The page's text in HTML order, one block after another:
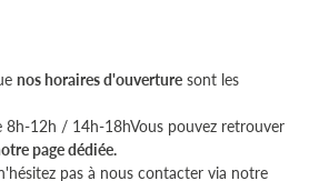
nos horaires d'ouverture sont les
8h-12h / 14h-18hVous pouvez retrouver
page dédiée.
pas à nous contacter via notre